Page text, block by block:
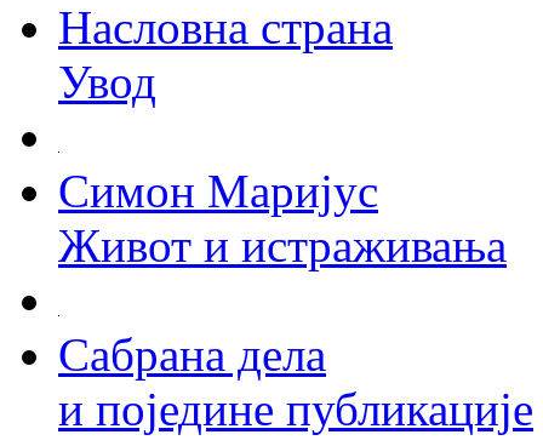
Насловна страна
Увод
Симон Маријус
Живот и истраживања
Сабрана дела
и поједине публикације